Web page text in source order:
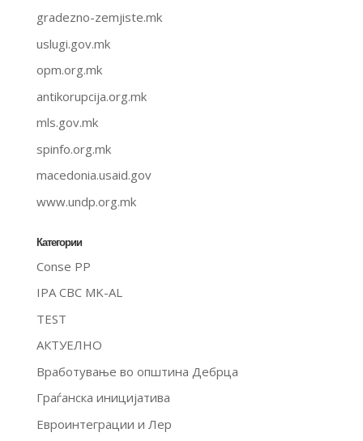
gradezno-zemjiste.mk
uslugi.gov.mk
opm.org.mk
antikorupcija.org.mk
mls.gov.mk
spinfo.org.mk
macedonia.usaid.gov
www.undp.org.mk
Категории
Conse PP
IPA CBC MK-AL
TEST
АКТУЕЛНО
Вработување во општина Дебрца
Граѓанска иницијатива
Евроинтеграции и Лер